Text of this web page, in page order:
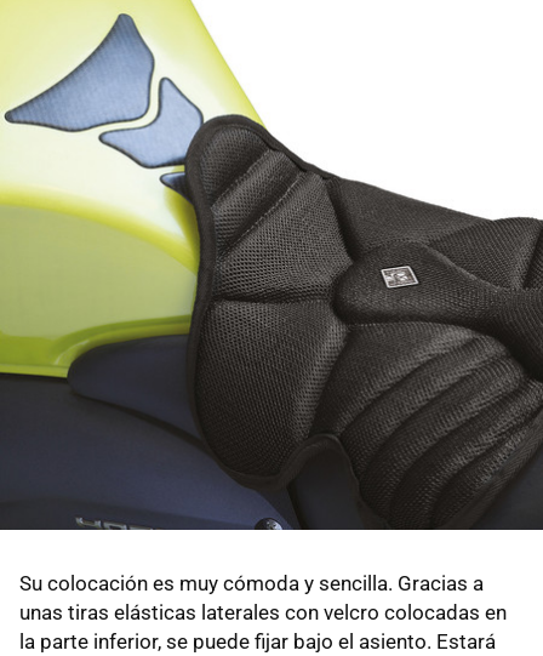
Su colocación es muy cómoda y sencilla. Gracias a
unas tiras elásticas laterales con velcro colocadas en
la parte inferior, se puede fijar bajo el asiento. Estará